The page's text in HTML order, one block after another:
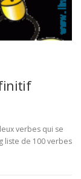
verbes qui se
liste de 100 verbes